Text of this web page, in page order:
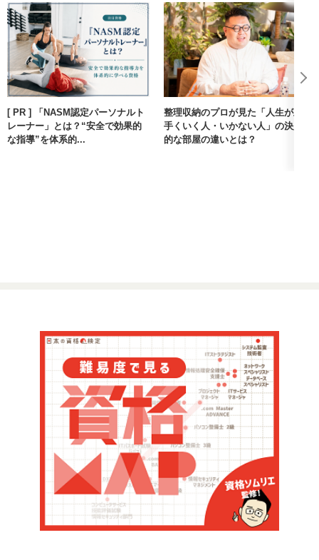
[ PR ] 「NASM認定パーソナルト
レーナー」とは？“安全で効果的
な指導”を体系的...
整理収納のプロが見た「人生が上
手くいく人・いかない人」の決定
的な部屋の違いとは？